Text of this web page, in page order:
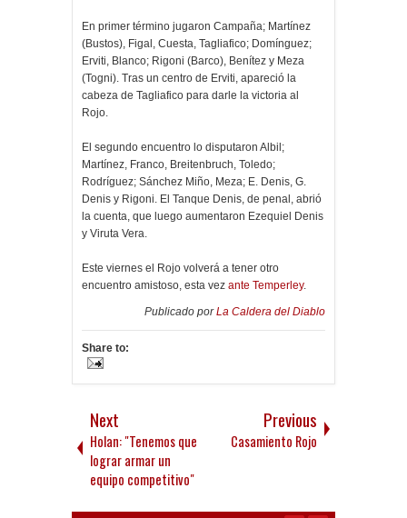
En primer término jugaron Campaña; Martínez
(Bustos), Figal, Cuesta, Tagliafico; Domínguez;
Erviti, Blanco; Rigoni (Barco), Benítez y Meza
(Togni). Tras un centro de Erviti, apareció la
cabeza de Tagliafico para darle la victoria al
Rojo.
El segundo encuentro lo disputaron Albil;
Martínez, Franco, Breitenbruch, Toledo;
Rodríguez; Sánchez Miño, Meza; E. Denis, G.
Denis y Rigoni. El Tanque Denis, de penal, abrió
la cuenta, que luego aumentaron Ezequiel Denis
y Viruta Vera.
Este viernes el Rojo volverá a tener otro
encuentro amistoso, esta vez ante Temperley.
Publicado porLa Caldera del Diablo
Share to:
Next
Holan: "Tenemos que
lograr armar un
equipo competitivo"
Previous
Casamiento Rojo